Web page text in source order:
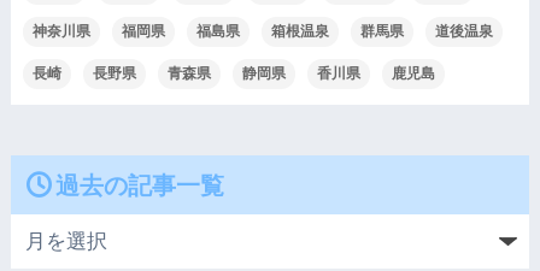
神奈川県 福岡県 福島県 箱根温泉 群馬県 道後温泉
長崎 長野県 青森県 静岡県 香川県 鹿児島
過去の記事一覧